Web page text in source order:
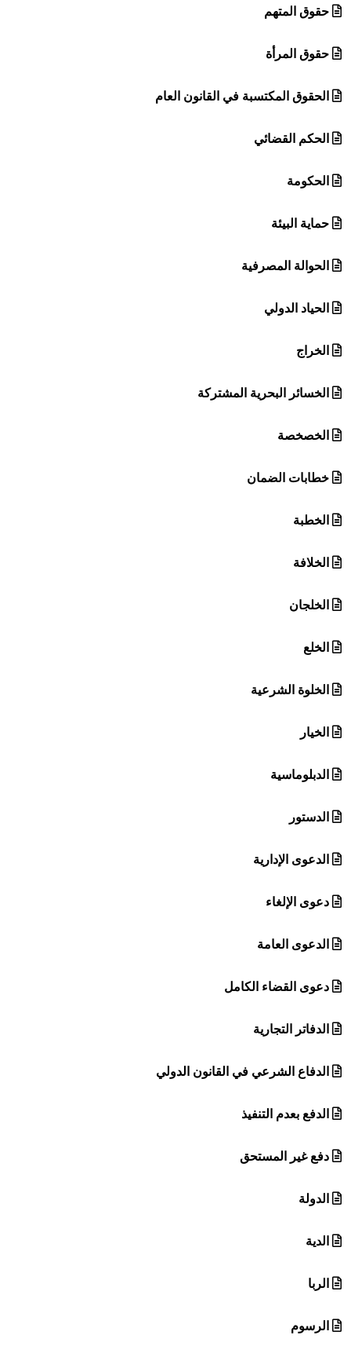
حقوق المتهم
حقوق المرأة
الحقوق المكتسبة في القانون العام
الحكم القضائي
الحكومة
حماية البيئة
الحوالة المصرفية
الحياد الدولي
الخراج
الخسائر البحرية المشتركة
الخصخصة
خطابات الضمان
الخطبة
الخلافة
الخلجان
الخلع
الخلوة الشرعية
الخيار
الدبلوماسية
الدستور
الدعوى الإدارية
دعوى الإلغاء
الدعوى العامة
دعوى القضاء الكامل
الدفاتر التجارية
الدفاع الشرعي في القانون الدولي
الدفع بعدم التنفيذ
دفع غير المستحق
الدولة
الدية
الربا
الرسوم